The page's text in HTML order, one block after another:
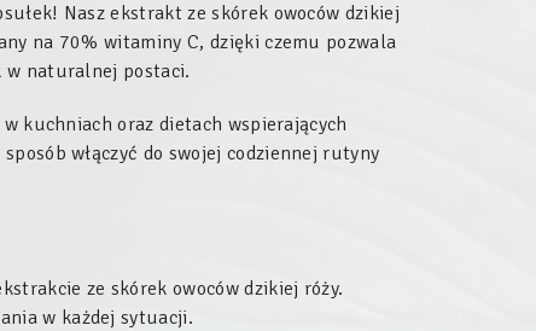
Nasz ekstrakt ze skórek owoców dzikiej
na 70% witaminy C, dzięki czemu pozwala
w naturalnej postaci.
kuchniach oraz dietach wspierających
włączyć do swojej codziennej rutyny
ze skórek owoców dzikiej róży.
w każdej sytuacji.